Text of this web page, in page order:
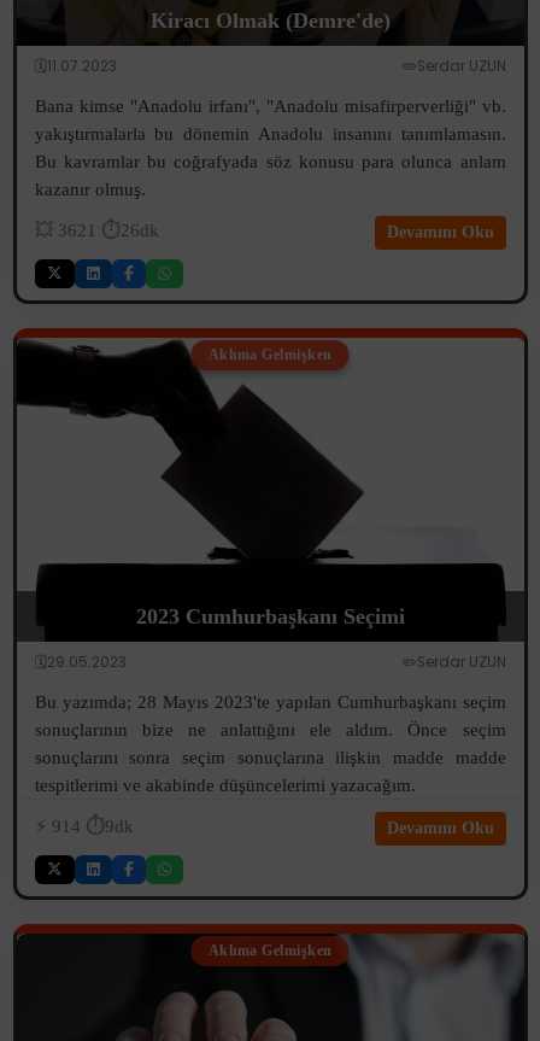
Kiracı Olmak (Demre'de)
🗓️11.07.2023 ✏️Serdar UZUN
Bana kimse "Anadolu irfanı", "Anadolu misafirperverliği" vb.
yakıştırmalarla bu dönemin Anadolu insanını tanımlamasın.
Bu kavramlar bu coğrafyada söz konusu para olunca anlam
kazanır olmuş.
💥 3621 ⏱️26dk Devamını Oku
Aklıma Gelmişken
2023 Cumhurbaşkanı Seçimi
🗓️29.05.2023 ✏️Serdar UZUN
Bu yazımda; 28 Mayıs 2023'te yapılan Cumhurbaşkanı seçim
sonuçlarının bize ne anlattığını ele aldım. Önce seçim
sonuçlarını sonra seçim sonuçlarına ilişkin madde madde
tespitlerimi ve akabinde düşüncelerimi yazacağım.
⚡️ 914 ⏱️9dk Devamını Oku
Aklıma Gelmişken